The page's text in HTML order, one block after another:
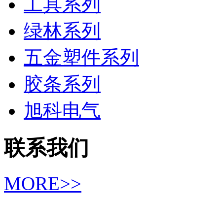
绿林系列
五金塑件系列
胶条系列
旭科电气
联系我们
MORE>>